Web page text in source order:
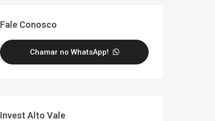
Fale Conosco
Chamar no WhatsApp!
Invest Alto Vale